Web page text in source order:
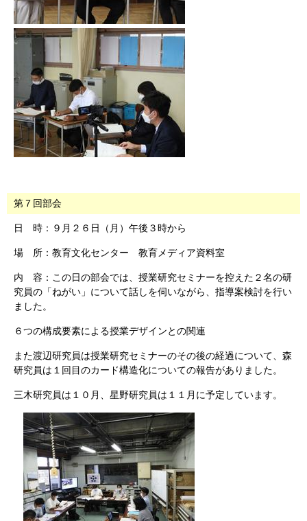
第７回部会
日 時：９月２６日（月）午後３時から
場 所：教育文化センター 教育メディア資料室
内 容：この日の部会では、授業研究セミナーを控えた２名の研
究員の「ねがい」について話しを伺いながら、指導案検討を行い
ました。
６つの構成要素による授業デザインとの関連
また渡辺研究員は授業研究セミナーのその後の経過について、森
研究員は１回目のカード構造化についての報告がありました。
三木研究員は１０月、星野研究員は１１月に予定しています。